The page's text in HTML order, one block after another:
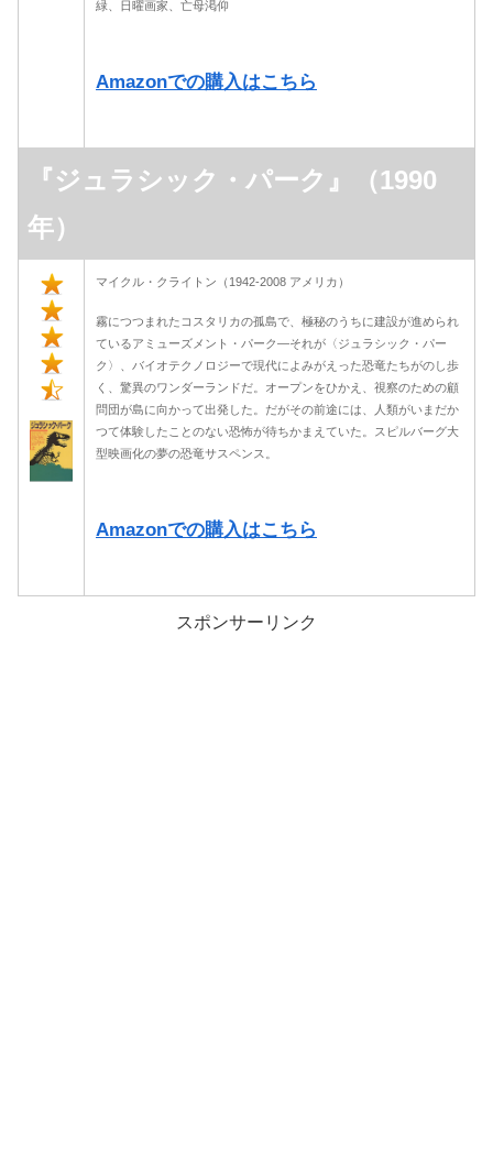
緑、日曜画家、亡母渇仰
Amazonでの購入はこちら
『ジュラシック・パーク』（1990
年）
マイクル・クライトン（1942-2008 アメリカ）
霧につつまれたコスタリカの孤島で、極秘のうちに建設が進められ
ているアミューズメント・パーク―それが〈ジュラシック・パー
ク〉、バイオテクノロジーで現代によみがえった恐竜たちがのし歩
く、驚異のワンダーランドだ。オープンをひかえ、視察のための顧
問団が島に向かって出発した。だがその前途には、人類がいまだか
つて体験したことのない恐怖が待ちかまえていた。スピルバーグ大
型映画化の夢の恐竜サスペンス。
Amazonでの購入はこちら
スポンサーリンク